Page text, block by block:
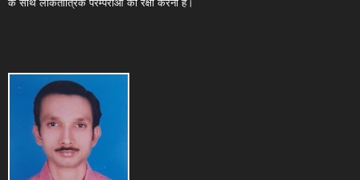
के साथ लोकतांत्रिक परम्पराओं की रक्षा करना है।